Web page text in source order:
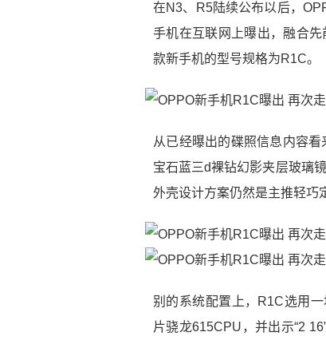
在N3、R5陆续公布以后，
手机在互联网上曝出，融合
款新手机的型号规格为R1C。
从已经曝出的碟照信息内容
宝石蓝三d裸钻幻影夹层玻璃
外壳设计方案仍然是主推轻巧
别的系统配置上，R1C选用
片骁龙615CPU，并出示“2